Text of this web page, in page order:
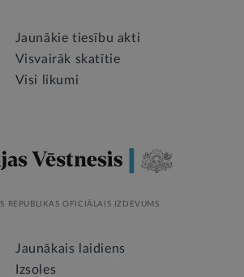
Jaunākie tiesību akti
Visvairāk skatītie
Visi likumi
REPUBLIKAS OFICIĀLAIS IZDEVUMS
Jaunākais laidiens
Izsoles